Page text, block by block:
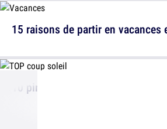
15 raisons de partir en vacances
10 pires endroits pour prendre